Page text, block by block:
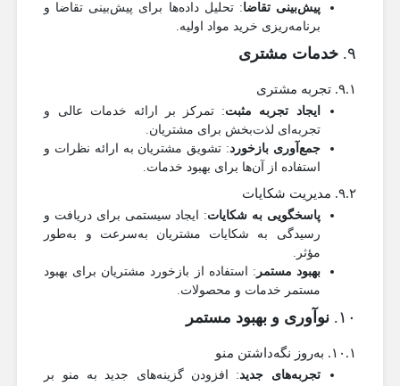
پیش‌بینی تقاضا: تحلیل داده‌ها برای پیش‌بینی تقاضا و
برنامه‌ریزی خرید مواد اولیه.
۹. خدمات مشتری
۹.۱. تجربه مشتری
ایجاد تجربه مثبت: تمرکز بر ارائه خدمات عالی و
تجربه‌ای لذت‌بخش برای مشتریان.
جمع‌آوری بازخورد : تشویق مشتریان به ارائه نظرات و
استفاده از آن‌ها برای بهبود خدمات.
۹.۲. مدیریت شکایات
پاسخگویی به شکایات: ایجاد سیستمی برای دریافت و
رسیدگی به شکایات مشتریان به‌سرعت و به‌طور
مؤثر.
بهبود مستمر: استفاده از بازخورد مشتریان برای بهبود
مستمر خدمات و محصولات.
۱۰. نوآوری و بهبود مستمر
۱۰.۱. به‌روز نگه‌داشتن منو
تجربه‌های جدید: افزودن گزینه‌های جدید به منو بر